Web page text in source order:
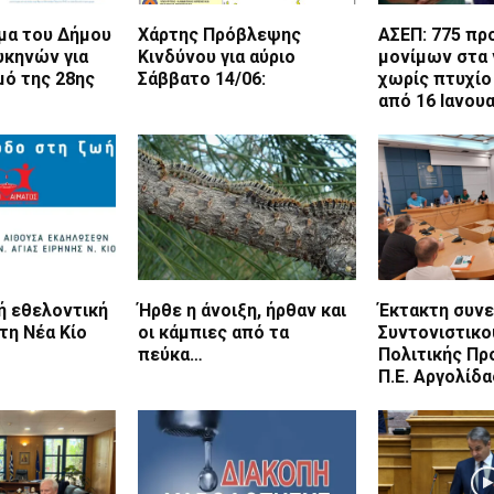
του Δήμου
για
της 28ης
Χάρτης Πρόβλεψης
Κινδύνου για αύριο
Σάββατο 14/06:
ΑΣΕΠ: 775
μονίμων στα
χωρίς
από 16
εθελοντική
Νέα Κίο
Ήρθε η άνοιξη, ήρθαν και
οι κάμπιες από τα
πεύκα…
Έκτακτη
Πολιτικής
Π.Ε.